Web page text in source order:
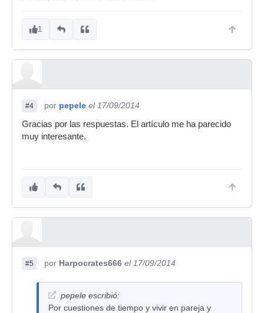
1
#4 por pepele el 17/09/2014
Gracias por las respuestas. El artículo me ha parecido
muy interesante.
#5 por Harpocrates666 el 17/09/2014
pepele escribió:
Por cuestiones de tiempo y vivir en pareja y